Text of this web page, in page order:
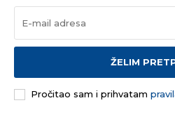
ŽELIM
Pročitao sam i prihvatam